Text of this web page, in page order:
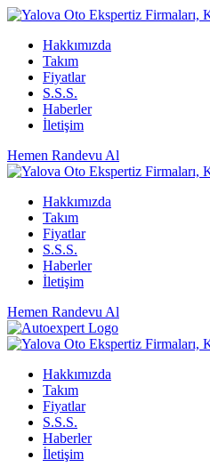
Hakkımızda
Takım
Fiyatlar
S.S.S.
Haberler
İletişim
Hemen Randevu Al
Hakkımızda
Takım
Fiyatlar
S.S.S.
Haberler
İletişim
Hemen Randevu Al
Hakkımızda
Takım
Fiyatlar
S.S.S.
Haberler
İletişim